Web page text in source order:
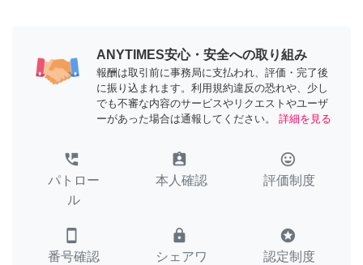
ANYTIMES安心・安全への取り組み
報酬は取引前に事務局に支払われ、評価・完了後
に振り込まれます。利用規約違反の恐れや、少し
でも不審な内容のサービスやリクエストやユーザ
ーがあった場合は通報してください。
詳細を見る
perm_phone_msg
パトロー
ル
assignment_ind
本人確認
tag_faces
評価制度
smartphone
番号確認
lock
シェアワ
stars
認定制度